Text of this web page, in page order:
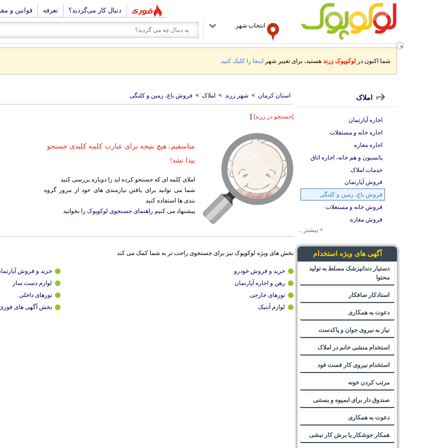
دنبال کار می‌گردید؟ تعرفه قوانین و
انتخاب شهر
شما اکنون در لوکوپوک زرند هستید، برای تغییر شهر اینجا را کلیک کنید.
استان کرمان > شهر زرند > املاک > فروش باغ، زمین و کلنگی
[جستجو در زرند] |
متاسفیم، هیچ نتیجه برای عبارت کلمه کلیدی جستجو
پیدا نشد!
املای کلمه ای که جستجو کرده اید را دوباره بررسی کنید
شما می توانید برای یافتن نیازمندی های خود از مرور گروه
بندی ها استفاده کنید
پیشنهاد می کنیم راهنمای جستجوی لوکوپوک را بخوانید
بخش های ویژه لوکوپوک نیز برای جستجوی راحت تر به شما کمک می کند
خرید و فروش خودرو
خرید و فروش
رهن و اجاره آپارتمان
لوازم دست ساز
تورهای خارجی
تورهای داخلی
لوازم آنتیک
بخش آگهی های
املاک
اجاره آپارتمان
اجاره خانه و مستقلات
اجاره مغازه
پانسیون و هم خانه، اجاره اتاق
خدمات املاک
فروش آپارتمان
فروش باغ، زمین و کلنگی
فروش خانه و مستغلات
فروش مغازه
+ بیشتر ...
آگهی های ویژه استخدام
دستیار دندانپزشک مسلط به تولید
محتوا
استادکار صافکار
دعوت به همکاری
نیاز به نیروی جوان و پاکدست
استخدام منشی خانم در املاک
استخدام نیروی کار فست فود
مرتب کردن خونه
صندوق دار برای ابمیوه و بستنی
دعوت به همکاری
همکار جوشکار یا برش کار نبشی